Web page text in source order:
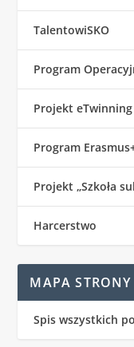
TalentowiSKO
Program
Projekt eTwinning
Program
Projekt „Szkoła
Harcerstwo
MAPA STRONY
Spis wszystkich